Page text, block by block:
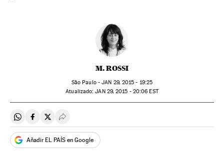
M. ROSSI
São Paulo -JAN 29, 2015 - 19:25
atualizado: JAN29, 2015 - 20:06 EST
Compartir en Whatsapp
Compartir en Facebook
Compartir en Twitter
Desplegar Redes Sociales
Añadir EL PAÍS en Google